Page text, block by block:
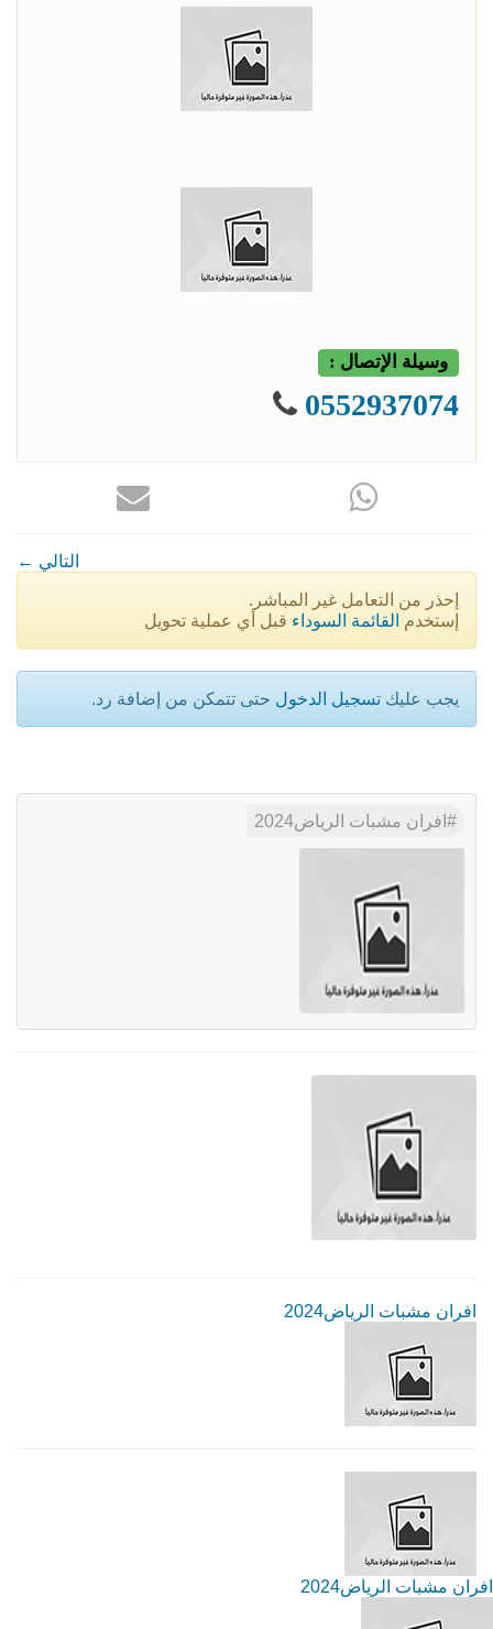
وسيلة الإتصال :
0552937074
← التالي
إحذر من التعامل غير المباشر.
إستخدم القائمة السوداء قبل أي عملية تحويل
يجب عليك تسجيل الدخول حتى تتمكن من إضافة رد.
افران مشبات الرياض2024
افران مشبات الرياض2024
افران مشبات الرياض2024